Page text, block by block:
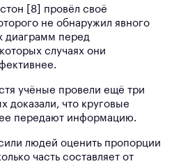
[8] провёл своё
не обнаружил явного
диаграмм перед
случаях они
учёные провели ещё три
доказали, что круговые
передают информацию.
людей оценить пропорции
часть составляет от